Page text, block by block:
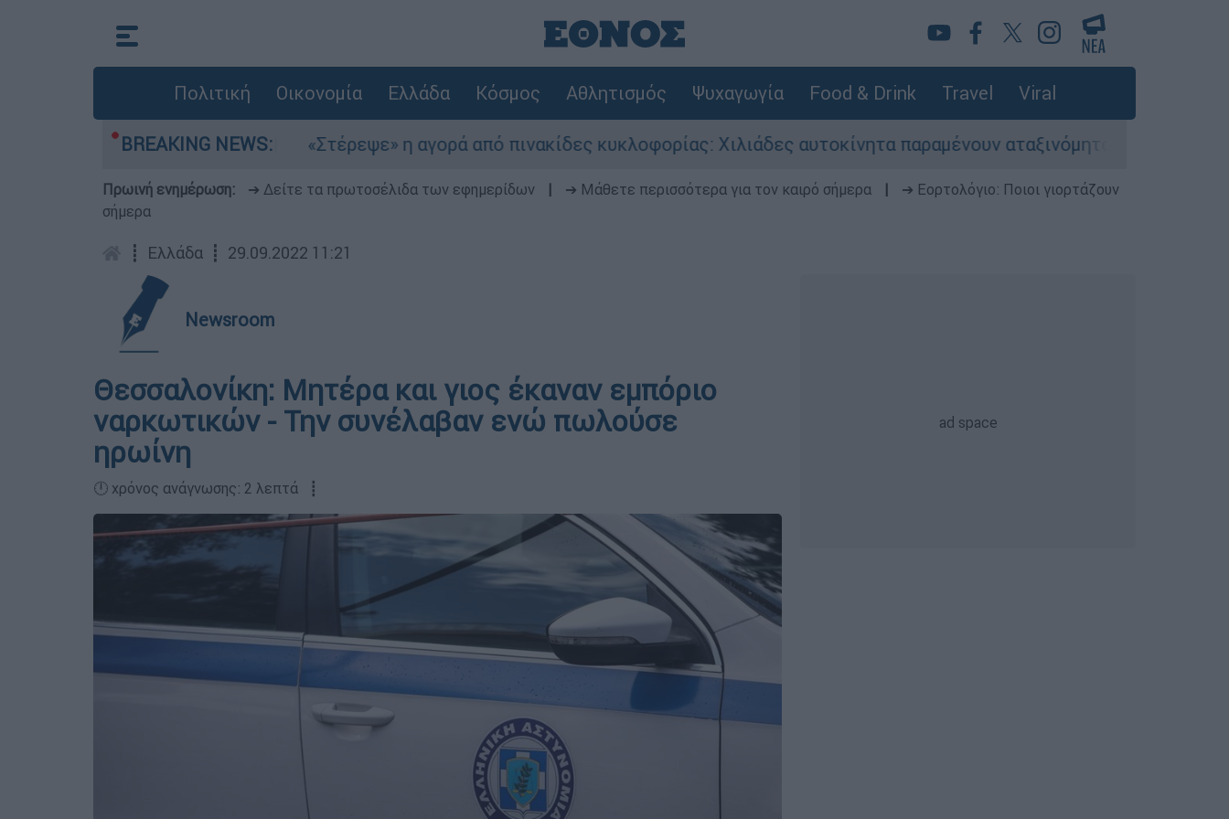
Πολιτική Οικονομία Ελλάδα Κόσμος Αθλητισμός Ψυχαγωγία Food & Drink Travel Viral
BREAKING NEWS:
στο Αιγαίο «Στέρεψε» η αγορά από πινακίδες κυκλοφορίας: Χιλιάδες αυτοκίνητα παραμένουν αταξινόμητα - Λύση αναζητά το
Πρωινή ενημέρωση: ➔ Δείτε τα πρωτοσέλιδα των εφημερίδων ➔ Μάθετε περισσότερα για τον καιρό σήμερα
➔ Εορτολόγιο: Ποιοι γιορτάζουν
σήμερα
┋ Ελλάδα ┋ 29.09.2022 11:21
Newsroom
Θεσσαλονίκη: Μητέρα και γιος έκαναν εμπόριο
ναρκωτικών - Την συνέλαβαν ενώ πωλούσε
ηρωίνη
🕛 χρόνος ανάγνωσης: 2 λεπτά ┋